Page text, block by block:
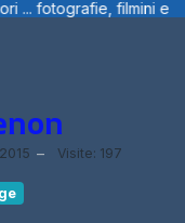
dalla Liguria e
Visite: 197